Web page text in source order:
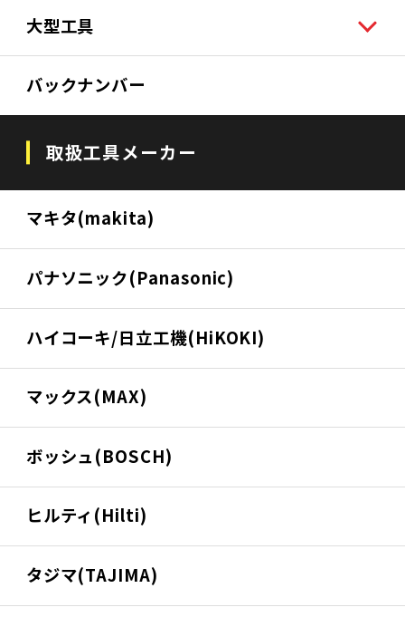
大型工具
バックナンバー
取扱工具メーカー
マキタ(makita)
パナソニック(Panasonic)
ハイコーキ/日立工機(HiKOKI)
マックス(MAX)
ボッシュ(BOSCH)
ヒルティ(Hilti)
タジマ(TAJIMA)